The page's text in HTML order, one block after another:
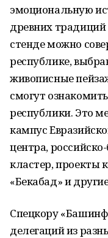
эмоциональную
древних
стенде можно
республике,
живописные
смогут
республики. Это
кампус
центра,
кластер, проекты
«Бекабад» и
Спецкору
делегаций из